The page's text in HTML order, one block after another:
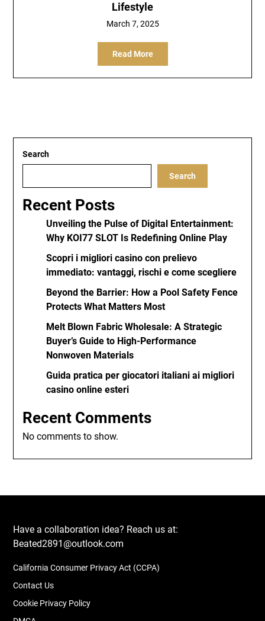
Lifestyle
March 7, 2025
Read More
Search
Search
Recent Posts
Unveiling the Pulse of Digital Entertainment:
Why KOI77 SLOT Is Redefining Online Play
Scopri i migliori casino con prelievo
immediato: vantaggi, rischi e come scegliere
Beyond the Barrier: How a Pool Safety Fence
Protects What Matters Most
Melt Blown Fabric Wholesale: A Strategic
Buyer’s Guide to High-Performance
Nonwoven Materials
Guida pratica per giocatori italiani ai migliori
casino online esteri
Recent Comments
No comments to show.
Have a collaboration idea? Reach us at:
Beated2891@outlook.com
California Consumer Privacy Act (CCPA)
Contact Us
Cookie Privacy Policy